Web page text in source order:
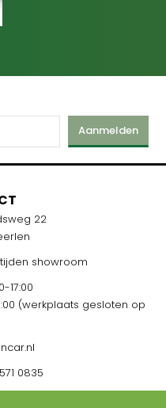
Aanmelden
22
showroom
17:00
(werkplaats gesloten op
0835